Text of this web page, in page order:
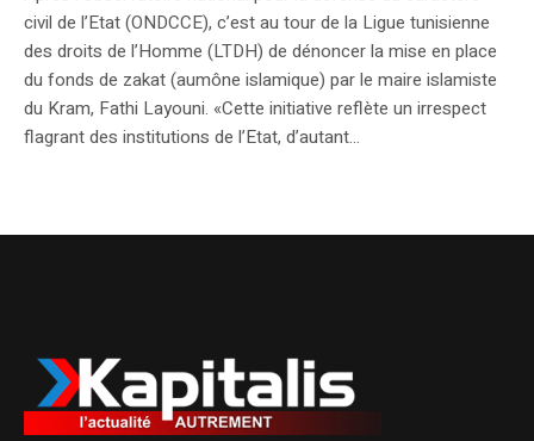
civil de l’Etat (ONDCCE), c’est au tour de la Ligue tunisienne
des droits de l’Homme (LTDH) de dénoncer la mise en place
du fonds de zakat (aumône islamique) par le maire islamiste
du Kram, Fathi Layouni. «Cette initiative reflète un irrespect
flagrant des institutions de l’Etat, d’autant...